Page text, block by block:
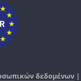
δεδομένων